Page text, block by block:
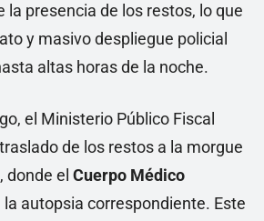
la presencia de los restos, lo que
y masivo despliegue policial
altas horas de la noche.
el Ministerio Público Fiscal
de los restos a la morgue
el Cuerpo Médico
la autopsia correspondiente. Este